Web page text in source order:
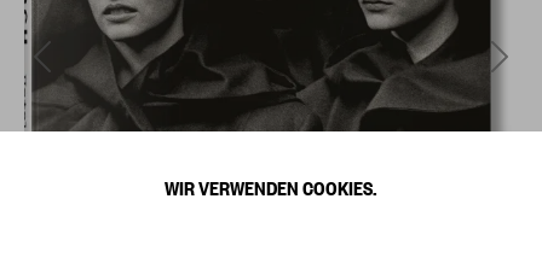
WIR VERWENDEN COOKIES.